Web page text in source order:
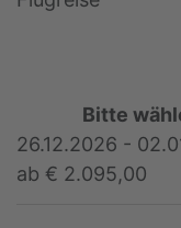
Bitte
26.12.2026 -
ab € 2.095,00